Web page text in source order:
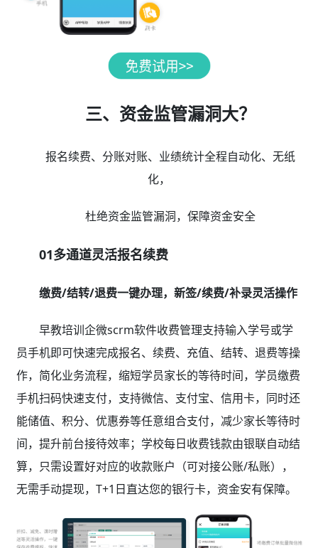
三、资金监管漏洞大？
报名续费、分账对账、业绩统计全程自动化、无纸
化，
杜绝资金监管漏洞，保障资金安全
01多通道灵活报名续费
缴费/结转/退费一键办理，新签/续费/补录灵活操作
早教培训企微scrm软件收费管理支持输入学号或学
员手机即可快速完成报名、续费、充值、结转、退费等操
作，简化业务流程，缩短学员家长的等待时间，学员缴费
手机扫码快速支付，支持微信、支付宝、信用卡，同时还
能储值、积分、优惠券等任意组合支付，减少家长等待时
间，提升前台接待效率；学校每日收费钱款由银联自动结
算，只需设置好对应的收款账户（可对接公账/私账），
无需手动提现，T+1日直达您的银行卡，资金安有保障。